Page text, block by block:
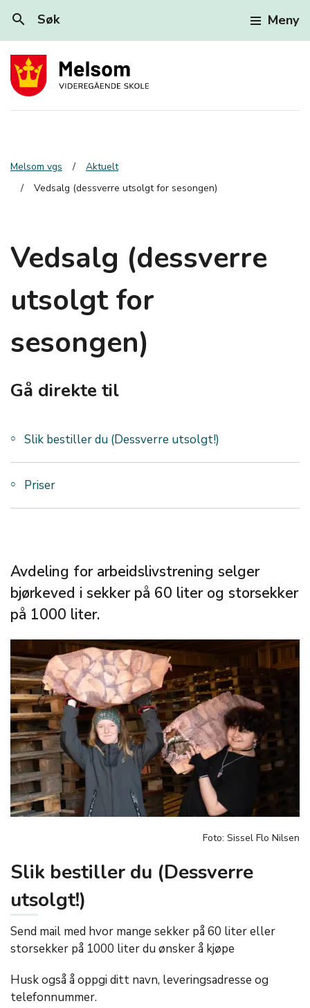
search Søk Meny
Melsom vgs
Aktuelt
Vedsalg (dessverre utsolgt for sesongen)
Vedsalg (dessverre
utsolgt for
sesongen)
Gå direkte til
Slik bestiller du (Dessverre utsolgt!)
Priser
Avdeling for arbeidslivstrening selger
bjørkeved i sekker på 60 liter og storsekker
på 1000 liter.
Foto: Sissel Flo Nilsen
Slik bestiller du (Dessverre
utsolgt!)
Send mail med hvor mange sekker på 60 liter eller
storsekker på 1000 liter du ønsker å kjøpe
Husk også å oppgi ditt navn, leveringsadresse og
telefonnummer.